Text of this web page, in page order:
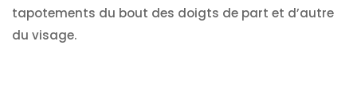
tapotements du bout des doigts de part et d’autre
du visage.